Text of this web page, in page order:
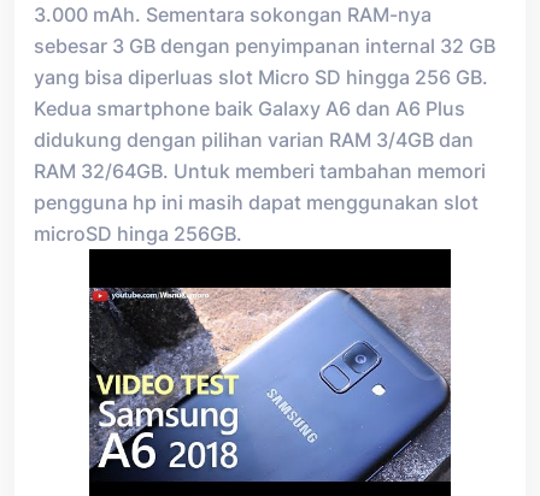
3.000 mAh. Sementara sokongan RAM-nya
sebesar 3 GB dengan penyimpanan internal 32 GB
yang bisa diperluas slot Micro SD hingga 256 GB.
Kedua smartphone baik Galaxy A6 dan A6 Plus
didukung dengan pilihan varian RAM 3/4GB dan
RAM 32/64GB. Untuk memberi tambahan memori
pengguna hp ini masih dapat menggunakan slot
microSD hinga 256GB.